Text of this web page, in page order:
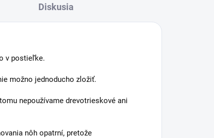
Diskusia
v postieľke.
možno jednoducho zložiť.
nepoužívame drevotrieskové ani
nôh opatrní, pretože